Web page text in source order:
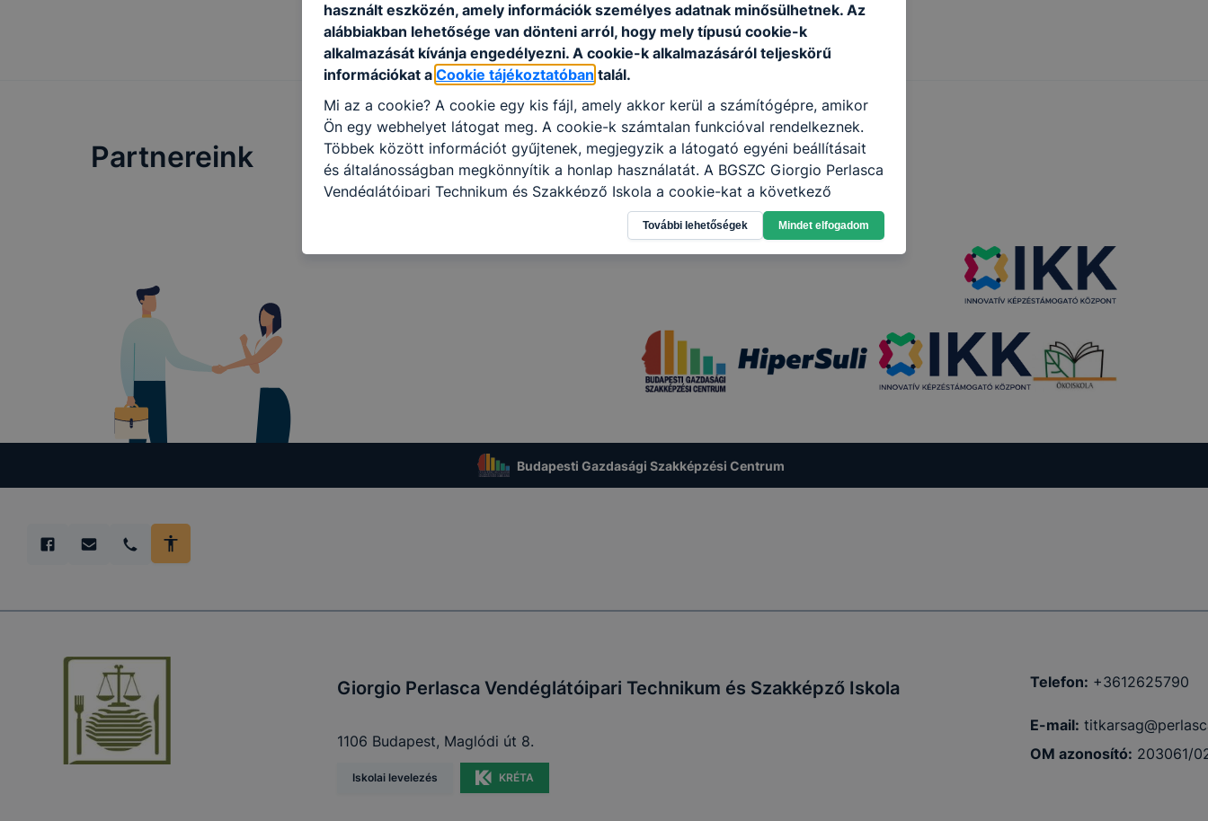
Partnereink
Budapesti Gazdasági Szakképzési Centrum
Giorgio Perlasca Vendéglátóipari Technikum és Szakképző Iskola
1106 Budapest, Maglódi út 8.
Iskolai levelezés KRÉTA
Telefon: +3612625790
E-mail:
OM azonosító: 203061/
használt eszközén, amely információk személyes adatnak minősülhetnek. Az
alábbiakban lehetősége van dönteni arról, hogy mely típusú cookie-k
alkalmazását kívánja engedélyezni. A cookie-k alkalmazásáról teljeskörű
információkat a Cookie tájékoztatóban talál.
Mi az a cookie? A cookie egy kis fájl, amely akkor kerül a számítógépre, amikor
Ön egy webhelyet látogat meg. A cookie-k számtalan funkcióval rendelkeznek.
Többek között információt gyűjtenek, megjegyzik a látogató egyéni beállításait
és általánosságban megkönnyítik a honlap használatát. A BGSZC Giorgio Perlasca
Vendéglátóipari Technikum és Szakképző Iskola a cookie-kat a következő
célokból használja: információ gyűjtése azzal kapcsolatban, hogyan használja Ön
a honlapot -annak felmérésével, hogy a honlap melyik részeit látogatja, vagy
használja leginkább, így megtudhatjuk, hogyan biztosítsunk Önnek még jobb
böngésző alapértelmezettként automatikusan elfogadja a cookie-kat, de ezek
általában megváltoztathatók. Felhívjuk figyelmét, hogy mivel a cookie-k célja
honlapunk használhatóságának és folyamatainak megkönnyítése vagy lehetővé
teljes körű használatára, vagy a honlap a tervezettől eltérően fog működni
További lehetőségek Mindet elfogadom